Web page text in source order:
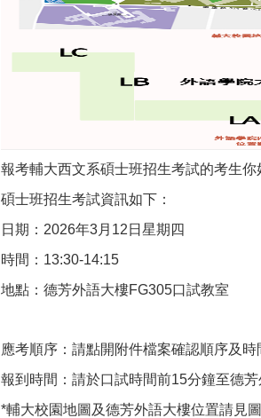
報考輔大西文系碩士班招生考試的考生你
碩士班招生考試資訊如下：
日期：2026年3月12日星期四
時間：13:30-14:15
地點：德芳外語大樓FG305口試教室
應考順序： 請點開附件檔案確認順序及時
報到時間： 請於口試時間前15分鐘至德
*輔大校園地圖及德芳外語大樓位置請見圖